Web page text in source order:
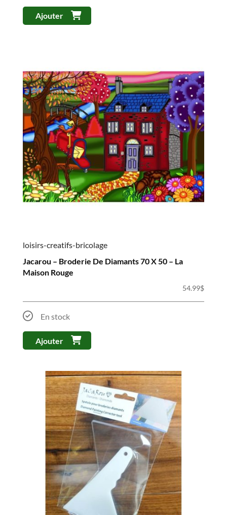
Ajouter
loisirs-creatifs-bricolage
Jacarou – Broderie De Diamants 70 X 50 – La
Maison Rouge
54.99$
En stock
Ajouter